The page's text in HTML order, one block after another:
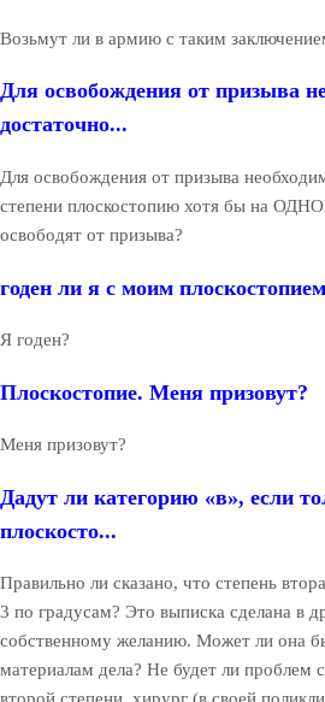
Возьмут ли в армию с таким
Для освобождения от призыва
достаточно...
Для освобождения от призыва
степени плоскостопию хотя бы на
освободят от призыва?
годен ли я с моим
Я годен?
Плоскостопие. Меня призовут?
Меня призовут?
Дадут ли категорию «в», если
плоскосто...
Правильно ли сказано, что степень
3 по градусам? Это выписка сделана в
собственному желанию. Может ли она
материалам дела? Не будет ли проблем